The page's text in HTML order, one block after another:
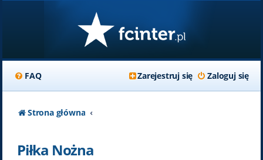
FAQ Zaloguj się
Zarejestruj się
Strona główna
Piłka Nożna